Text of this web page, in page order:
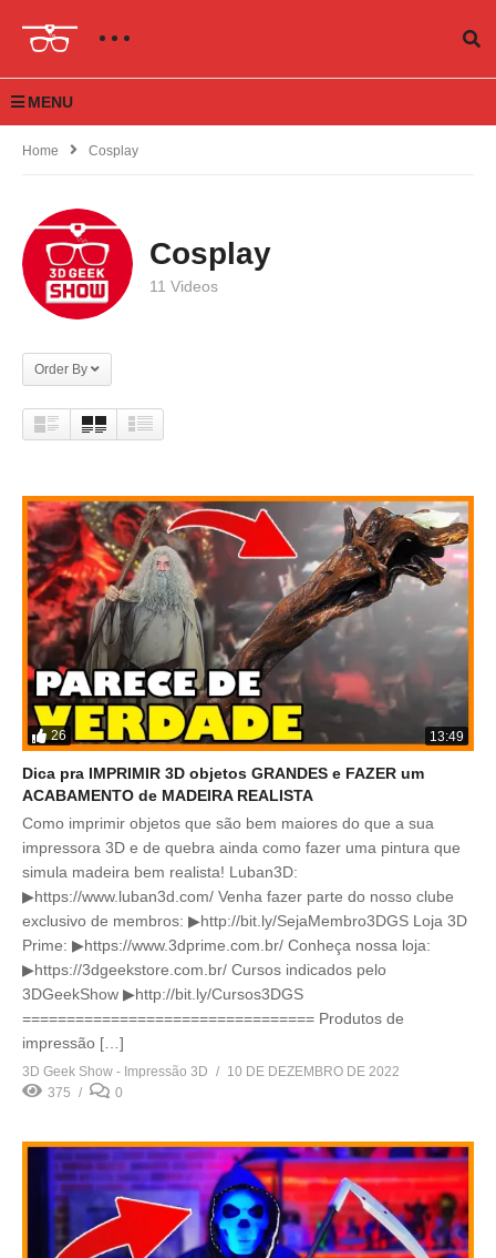
MENU
Home Cosplay
Cosplay
11 Videos
Order By
26 13:49
Dica pra IMPRIMIR 3D objetos GRANDES e FAZER um
ACABAMENTO de MADEIRA REALISTA
Como imprimir objetos que são bem maiores do que a sua
impressora 3D e de quebra ainda como fazer uma pintura que
simula madeira bem realista! Luban3D:
▶https://www.luban3d.com/ Venha fazer parte do nosso clube
exclusivo de membros: ▶http://bit.ly/SejaMembro3DGS Loja 3D
Prime: ▶https://www.3dprime.com.br/ Conheça nossa loja:
▶https://3dgeekstore.com.br/ Cursos indicados pelo
3DGeekShow ▶http://bit.ly/Cursos3DGS
================================= Produtos de
impressão […]
3D Geek Show - Impressão 3D
10 DE DEZEMBRO DE 2022
375
0